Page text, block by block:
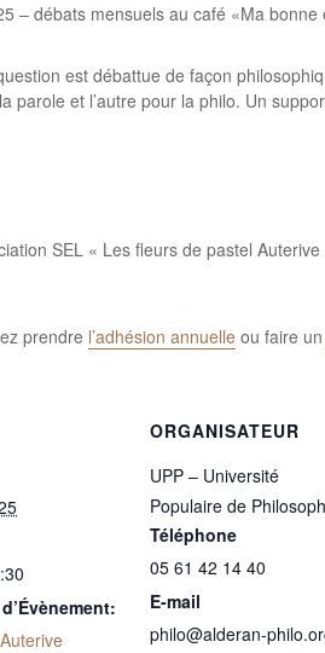
– débats mensuels au café «Ma
est débattue de façon
parole et l’autre pour la philo. Un
SEL « Les fleurs de pastel
prendre l’adhésion annuelle ou faire un
ORGANISATEUR
UPP – Université
Populaire de
Téléphone
05 61 42 14 40
E-mail
philo@alderan-